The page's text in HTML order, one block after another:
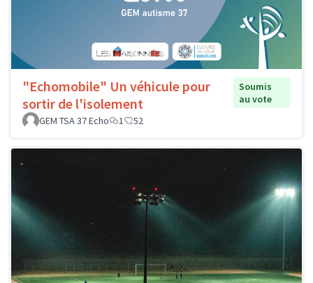
"Echomobile" Un véhicule pour
sortir de l'isolement
Soumis
au vote
GEM TSA 37 Echo
1 52